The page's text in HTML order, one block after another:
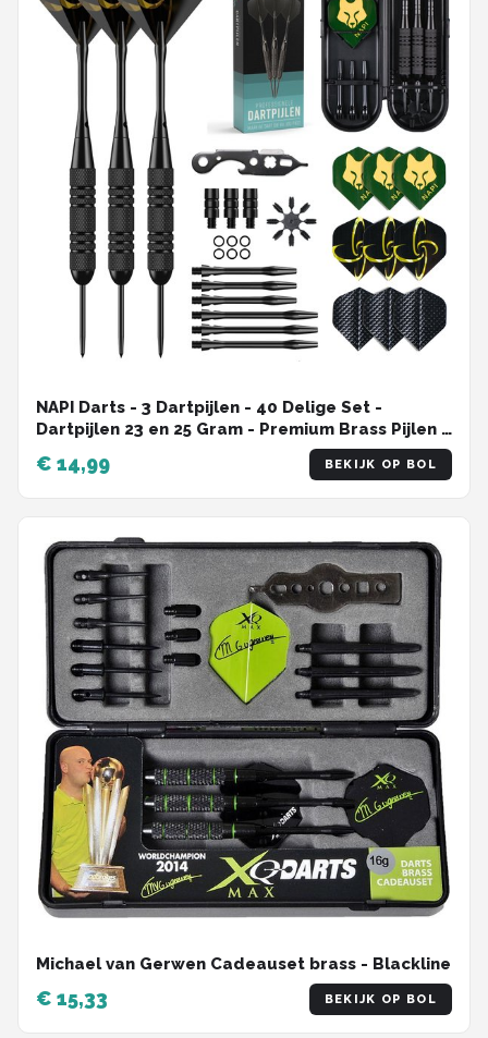
NAPI Darts - 3 Dartpijlen - 40 Delige Set -
Dartpijlen 23 en 25 Gram - Premium Brass Pijlen -
Hoge kwaliteit Steeltip - Inclusief Dart Flights - 2
Verschillende Lengtes - Inclusief Dart Case
€ 14,99 BEKIJK OP BOL
Michael van Gerwen Cadeauset brass - Blackline
€ 15,33 BEKIJK OP BOL